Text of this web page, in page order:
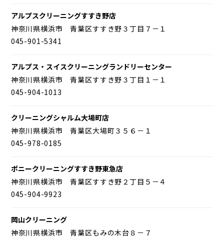
アルプスクリーニングすすき野店
神奈川県横浜市 青葉区すすき野３丁目７－１
045-901-5341
アルプス・スイスクリーニングランドリーセンター
神奈川県横浜市 青葉区すすき野３丁目１－１
045-904-1013
クリーニングシャルム大場町店
神奈川県横浜市 青葉区大場町３５６－１
045-978-0185
ポニークリーニングすすき野東急店
神奈川県横浜市 青葉区すすき野２丁目５－４
045-904-9923
岡山クリーニング
神奈川県横浜市 青葉区もみの木台８－７